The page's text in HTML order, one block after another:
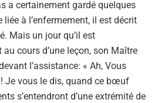
a certainement gardé quelques
à l’enfermement, il est décrit
Mais un jour qu’il est
cours d’une leçon, son Maître
l’assistance: « Ah, Vous
Je vous le dis, quand ce bœuf
s’entendront d’une extrémité de